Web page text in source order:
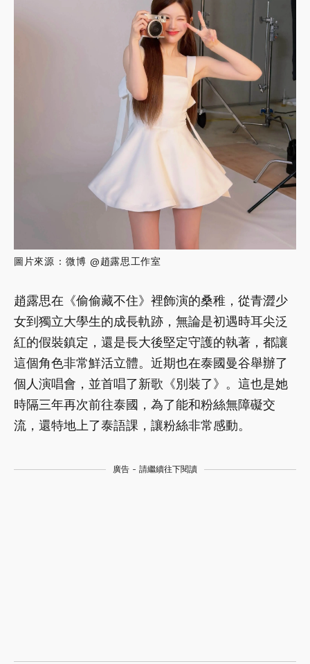
圖片來源 : 微博 @趙露思工作室
趙露思在《偷偷藏不住》裡飾演的桑稚，從青澀少
女到獨立大學生的成長軌跡，無論是初遇時耳尖泛
紅的假裝鎮定，還是長大後堅定守護的執著，都讓
這個角色非常鮮活立體。近期也在泰國曼谷舉辦了
個人演唱會，並首唱了新歌《別裝了》。這也是她
時隔三年再次前往泰國，為了能和粉絲無障礙交
流，還特地上了泰語課，讓粉絲非常感動。
廣告 - 請繼續往下閱讀